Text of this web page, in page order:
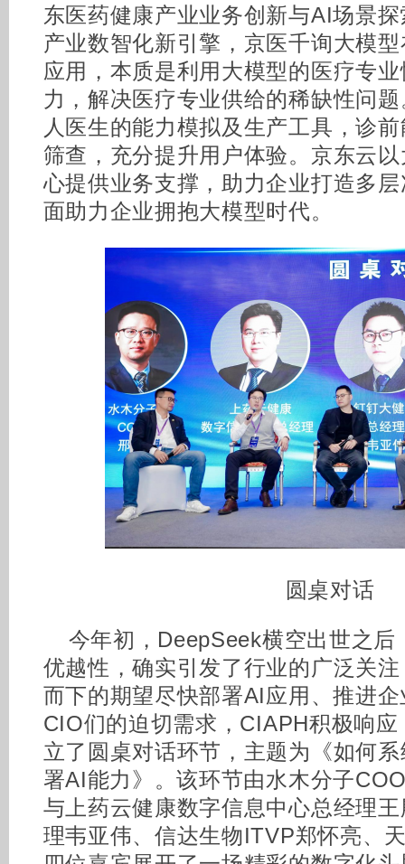
东医药健康产业业务创新与AI场景
产业数智化新引擎，京医千询大模
应用，本质是利用大模型的医疗专
力，解决医疗专业供给的稀缺性问
人医生的能力模拟及生产工具，诊
筛查，充分提升用户体验。京东云
心提供业务支撑，助力企业打造多
面助力企业拥抱大模型时代。
圆桌对话
今年初，DeepSeek横空出世之后
优越性，确实引发了行业的广泛关
而下的期望尽快部署AI应用、推进
CIO们的迫切需求，CIAPH积极响
立了圆桌对话环节，主题为《如何
署AI能力》。该环节由水木分子
与上药云健康数字信息中心总经理
理韦亚伟、信达生物ITVP郑怀亮、